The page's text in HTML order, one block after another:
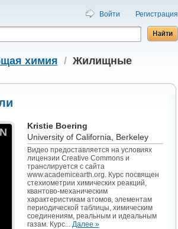
Войти Регистрация
химия / Жилищные
Kristie Boering
University of California, Berkeley
Видео предоставляется на условиях
лицензии Creative Commons и
транслируется с сайта
www.academicearth.org. Курс посвящен
стехиометрии химических реакций,
квантово-механическим
характеристикам атомов, элементам
периодической таблицы, химическим
соединениям, реальным и идеальным
газам. Курс... Далее »